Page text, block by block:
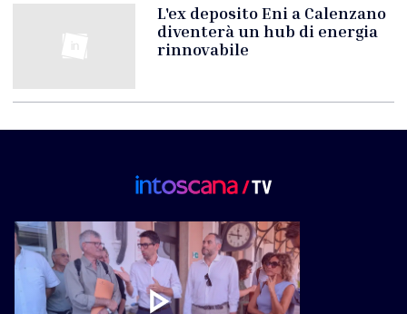
L'ex deposito Eni a Calenzano
diventerà un hub di energia
rinnovabile